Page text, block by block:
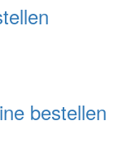
bestellen